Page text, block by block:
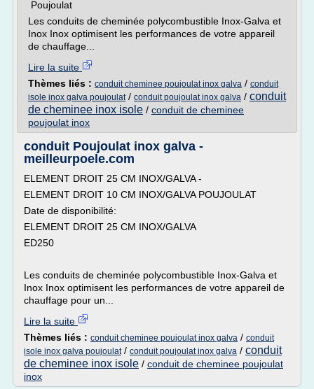
Poujoulat
Les conduits de cheminée polycombustible Inox-Galva et
Inox Inox optimisent les performances de votre appareil
de chauffage...
Lire la suite
Thèmes liés : conduit cheminee poujoulat inox galva / conduit
isole inox galva poujoulat/ conduit poujoulat inox galva / conduit
de cheminee inox isole / conduit de cheminee
poujoulat inox
conduit Poujoulat inox galva -
meilleurpoele.com
ELEMENT DROIT 25 CM INOX/GALVA -
ELEMENT DROIT 10 CM INOX/GALVA POUJOULAT
Date de disponibilité:
ELEMENT DROIT 25 CM INOX/GALVA
ED250
Les conduits de cheminée polycombustible Inox-Galva et
Inox Inox optimisent les performances de votre appareil de
chauffage pour un...
Lire la suite
Thèmes liés : conduit cheminee poujoulat inox galva / conduit
isole inox galva poujoulat/ conduit poujoulat inox galva / conduit
de cheminee inox isole / conduit de cheminee poujoulat
inox